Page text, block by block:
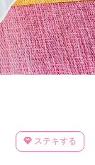
ステキする